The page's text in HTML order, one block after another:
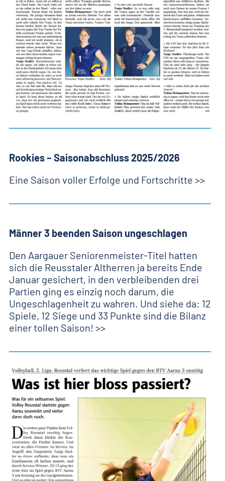
Rookies – Saisonabschluss 2025/2026
Eine Saison voller Erfolge und Fortschritte >>
Männer 3 beenden Saison ungeschlagen
Den Aargauer Seniorenmeister-Titel hatten
sich die Reusstaler Altherren ja bereits Ende
Januar gesichert, in den verbleibenden drei
Partien ging es einzig noch darum, die
Ungeschlagenheit zu wahren. Und siehe da: 12
Spiele, 12 Siege und 33 Punkte sind die Bilanz
einer tollen Saison! >>